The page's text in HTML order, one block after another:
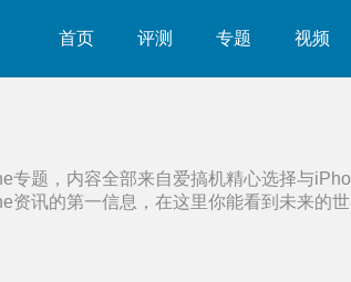
首页 评测 专题 视频
专题，内容全部来自爱搞机精心选择与
资讯的第一信息，在这里你能看到未来的世